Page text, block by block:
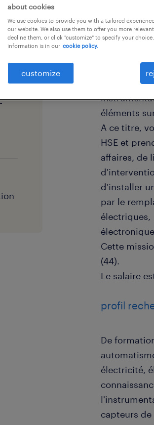
Sous la
éléments
A ce titre,
HSE et
affaires, de
d'installer
par le
électriques,
Cette
(44).
Le salaire
profil
De
électricité,
capteurs
about cookies
We use cookies to provide you with a tailored
our website. We also use them to offer you more
decline them, or click "customize" to specify your
information is in our cookie policy.
customize